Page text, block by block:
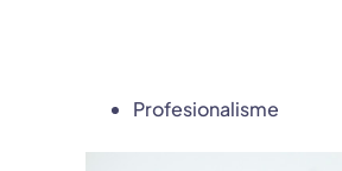
Profesionalisme